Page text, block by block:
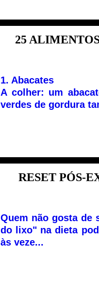
25
1. Abacates
A colher: um
verdes de gordura
RESET PÓS-
Quem não gosta de
do lixo" na dieta
às veze...